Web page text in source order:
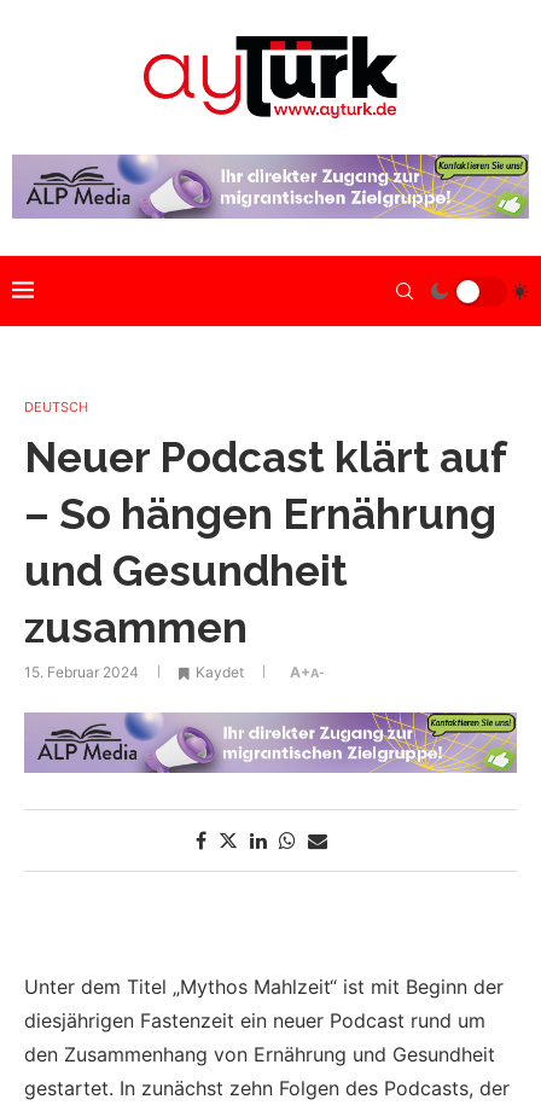
DEUTSCH
Neuer Podcast klärt auf
– So hängen Ernährung
und Gesundheit
zusammen
15. Februar 2024 Kaydet A+A-
Unter dem Titel „Mythos Mahlzeit“ ist mit Beginn der
diesjährigen Fastenzeit ein neuer Podcast rund um
den Zusammenhang von Ernährung und Gesundheit
gestartet. In zunächst zehn Folgen des Podcasts, der